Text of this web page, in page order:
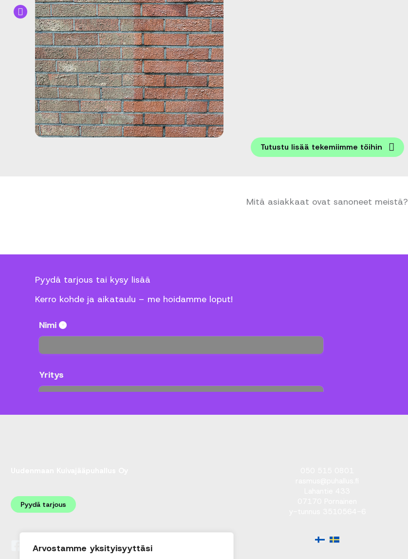
Arvostamme yksityisyyttäsi
Tutustu lisää tekemiimme töihin
Mitä asiakkaat ovat sanoneet meistä?
Pyydä tarjous tai kysy lisää
Kerro kohde ja aikataulu – me hoidamme loput!
Pyydä tarjous